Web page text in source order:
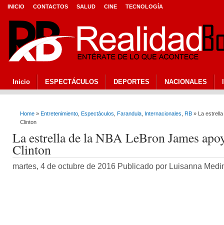
INICIO CONTACTOS SALUD CINE TECNOLOGÍA
Inicio ESPECTÁCULOS DEPORTES NACIONALES
Home » Entretenimiento Espectáculos Farandula Internacionales RB » La
Clinton
La estrella de la NBA LeBron James
Clinton
martes, 4 de octubre de 2016 Publicado por Luisanna